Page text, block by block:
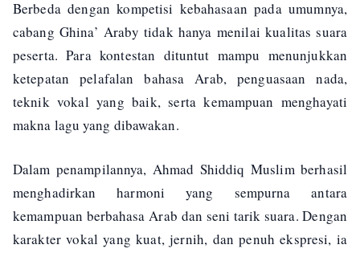
Berbeda dengan kompetisi kebahasaan pada umumnya,
cabang Ghina’ Araby tidak hanya menilai kualitas suara
peserta. Para kontestan dituntut mampu menunjukkan
ketepatan pelafalan bahasa Arab, penguasaan nada,
teknik vokal yang baik, serta kemampuan menghayati
makna lagu yang dibawakan.
Dalam penampilannya, Ahmad Shiddiq Muslim berhasil
menghadirkan harmoni yang sempurna antara
kemampuan berbahasa Arab dan seni tarik suara. Dengan
karakter vokal yang kuat, jernih, dan penuh ekspresi, ia